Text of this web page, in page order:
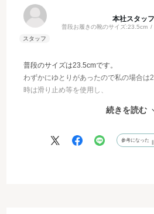
本社スタッ
普段お履きの靴のサイズ:23.5cm
普段のサイズは23.5cmです。
わずかにゆとりがあったので私の場合は
時は滑り止め等を使用し、
7cm台の高すぎず低すぎないヒール高も
続きを読む
参考になった